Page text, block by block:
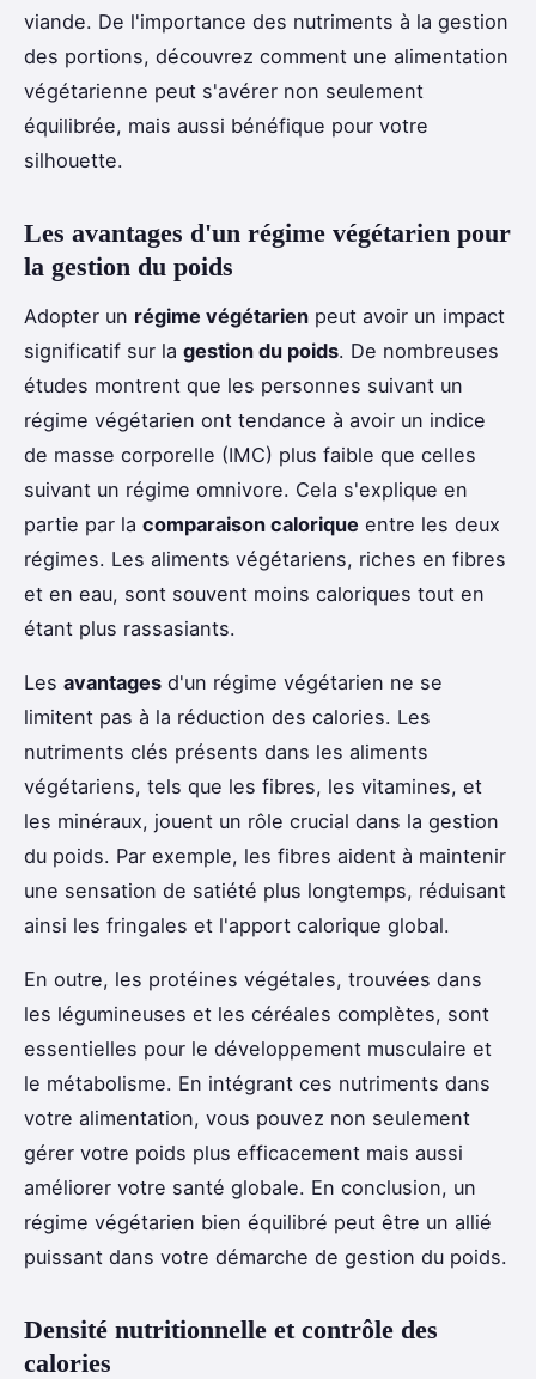
viande. De l'importance des nutriments à la gestion
des portions, découvrez comment une alimentation
végétarienne peut s'avérer non seulement
équilibrée, mais aussi bénéfique pour votre
silhouette.
Les avantages d'un régime végétarien pour
la gestion du poids
Adopter un régime végétarien peut avoir un impact
significatif sur la gestion du poids. De nombreuses
études montrent que les personnes suivant un
régime végétarien ont tendance à avoir un indice
de masse corporelle (IMC) plus faible que celles
suivant un régime omnivore. Cela s'explique en
partie par la comparaison calorique entre les deux
régimes. Les aliments végétariens, riches en fibres
et en eau, sont souvent moins caloriques tout en
étant plus rassasiants.
Les avantages d'un régime végétarien ne se
limitent pas à la réduction des calories. Les
nutriments clés présents dans les aliments
végétariens, tels que les fibres, les vitamines, et
les minéraux, jouent un rôle crucial dans la gestion
du poids. Par exemple, les fibres aident à maintenir
une sensation de satiété plus longtemps, réduisant
ainsi les fringales et l'apport calorique global.
En outre, les protéines végétales, trouvées dans
les légumineuses et les céréales complètes, sont
essentielles pour le développement musculaire et
le métabolisme. En intégrant ces nutriments dans
votre alimentation, vous pouvez non seulement
gérer votre poids plus efficacement mais aussi
améliorer votre santé globale. En conclusion, un
régime végétarien bien équilibré peut être un allié
puissant dans votre démarche de gestion du poids.
Densité nutritionnelle et contrôle des
calories